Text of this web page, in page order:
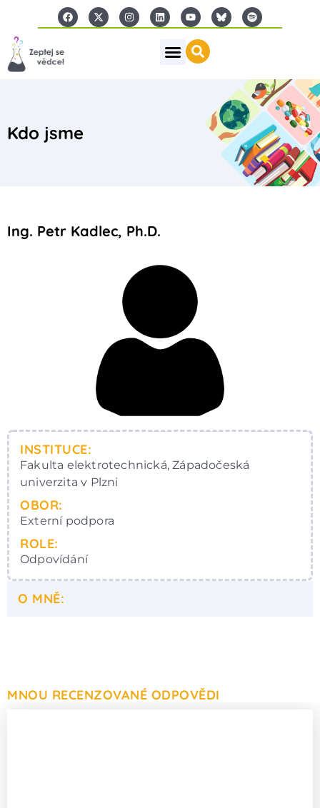
Kdo jsme
Ing. Petr Kadlec, Ph.D.
INSTITUCE:
Fakulta elektrotechnická, Západočeská
univerzita v Plzni
OBOR:
Externí podpora
ROLE:
Odpovídání
O MNĚ:
MNOU RECENZOVANÉ ODPOVĚDI